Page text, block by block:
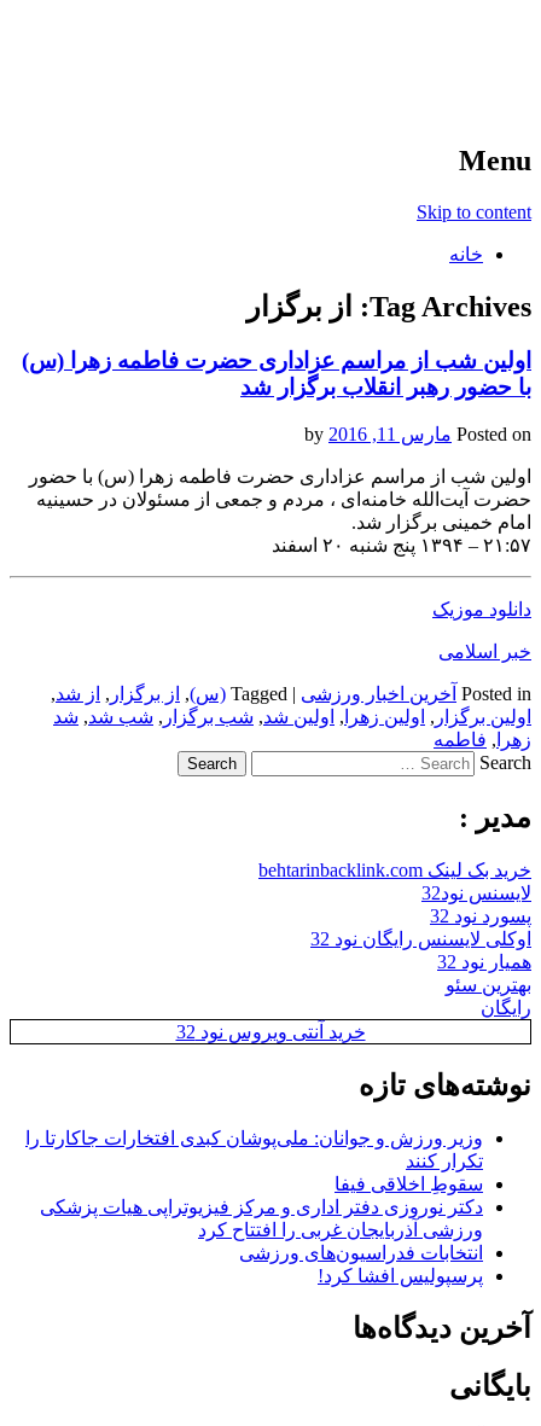
Menu
Skip to content
خانه
Tag Archives: از برگزار
اولین شب از مراسم عزاداری حضرت فاطمه‌ زهرا (س)
با حضور رهبر انقلاب برگزار شد
Posted on مارس 11, 2016
اولین شب از مراسم عزاداری حضرت فاطمه‌ زهرا (س) با حضور
حضرت آیت‌الله خامنه‌ای ، مردم و جمعی از مسئولان در حسینیه
امام خمینی برگزار شد.
۲۱:۵۷ – ۱۳۹۴ پنج شنبه ۲۰ اسفند
دانلود موزیک
خبر اسلامی
Posted in آخرین اخبار ورزشی |
Tagged (س), از برگزار , از شد,
اولین برگزار , اولین زهرا , اولین شد, شب برگزار , شب شد, شد
زهرا , فاطمه‌
Search
مدیر :
خرید بک لینک behtarinbacklink.com
لایسنس نود32
پسورد نود 32
اوکلی لایسنس رایگان نود 32
همیار نود 32
بهترین سئو
رایگان
خرید آنتی ویروس نود 32
نوشته‌های تازه
وزیر ورزش و جوانان: ملی‌پوشان کبدی افتخارات جاکارتا را
تکرار کنند
سقوطِ اخلاقی فیفا
دکتر نوروزی دفتر اداری و مرکز فیزیوتراپی هیات پزشکی
ورزشی آذربایجان غربی را افتتاح کرد
انتخابات فدراسیون‌های ورزشی
پرسپولیس افشا کرد!
آخرین دیدگاه‌ها
بایگانی